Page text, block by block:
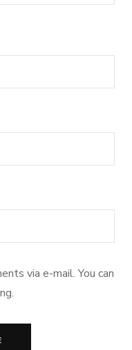
via e-mail. You can